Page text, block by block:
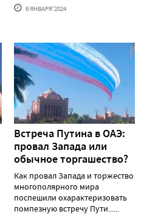
6 ЯНВАРЯ'2024
Встреча Путина в ОАЭ:
провал Запада или
обычное торгашество?
Как провал Запада и торжество
многополярного мира
поспешили охарактеризовать
помпезную встречу Пути......